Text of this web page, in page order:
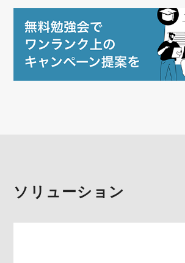
ソリューション